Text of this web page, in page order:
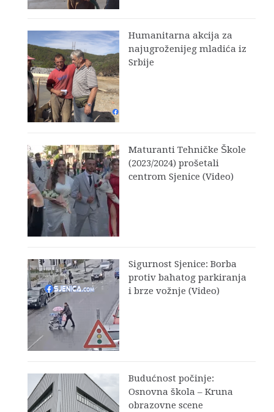
Humanitarna akcija za
najugroženijeg mladića iz
Srbije
Maturanti Tehničke Škole
(2023/2024) prošetali
centrom Sjenice (Video)
Sigurnost Sjenice: Borba
protiv bahatog parkiranja
i brze vožnje (Video)
Budućnost počinje:
Osnovna škola – Kruna
obrazovne scene